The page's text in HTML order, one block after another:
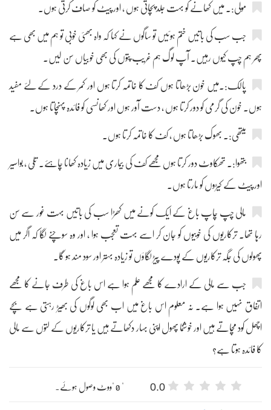
مولی:۔ میں کھانے کو بہت جلد پچاتی ہوں ، اور پیٹ کو صاف کرتی ہوں۔
جب سب کی باتیں ختم ہوئیں تو ساگوں نے کہا کہ واہ بھئی خوبی تو ہم میں بھی ہے
پھر ہم چپ کیوں رہیں۔ آپ لوگ ہم غریب پتوں کی بھی خوبیاں سن لیں۔
پالک:۔میں خون بڑھاتا ہوں کف کا خاتمہ کرتا ہوں اور کمر کے درد کے لئے مفید
ہوں۔ خون کی گرمی کو دور کرتا ہوں ، دست آور ہوں اور کھانسی کو فائدہ پہنچاتا ہوں۔
میتھی:۔ بھوک بڑھاتا ہوں ، کف کا خاتمہ کرتا ہوں۔
بتھوا:۔ تھکاوٹ دور کرتا ہوں مجھے کف کی بیماری میں زیادہ کھانا چاہئے۔ تلّی ، بواسیر
اور پیٹ کے کیڑوں کو مارتا ہوں۔
مالی چپ چاپ باغ کے ایک کونے میں کھڑا سب کی باتیں بہت غور سے سن
رہا تھا۔ ترکاریوں کی خوبیوں کو جان کر اسے بہت تعجب ہوا ، اور وہ سوچنے لگا کہ اگر میں
پھولوں کی جگہ ترکاریوں کے پودے پیڑ لگاؤں تو زیادہ بہتر اور سود مند ہو گا۔
جب سے مالی کے ارادے کا مجھے علم ہوا ہے اس باغ کی طرف جانے کا مجھے
اتفاق نہیں ہوا ہے۔ نہ معلوم اس باغ میں اب بھی لوگوں کی بھیڑ رہتی ہے بچے
اچھل کود مچاتے ہیں اور خوشنما پھول اپنی بہار دکھاتے ہیں یا ترکاریوں کے لتوں سے مالی
کا فائدہ ہوتا ہے؟
0.0 " 0 "ووٹ وصول ہوئے۔